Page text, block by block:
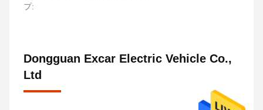
プ:
Dongguan Excar Electric Vehicle Co.,
Ltd